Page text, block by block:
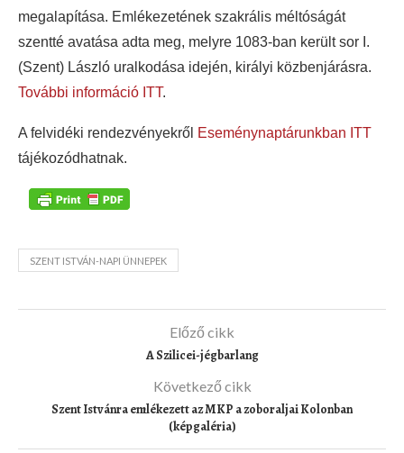
megalapítása. Emlékezetének szakrális méltóságát
szentté avatása adta meg, melyre 1083-ban került sor I.
(Szent) László uralkodása idején, királyi közbenjárásra.
További információ ITT.
A felvidéki rendezvényekről Eseménynaptárunkban ITT
tájékozódhatnak.
SZENT ISTVÁN-NAPI ÜNNEPEK
Előző cikk
A Szilicei-jégbarlang
Következő cikk
Szent Istvánra emlékezett az MKP a zoboraljai Kolonban
(képgaléria)